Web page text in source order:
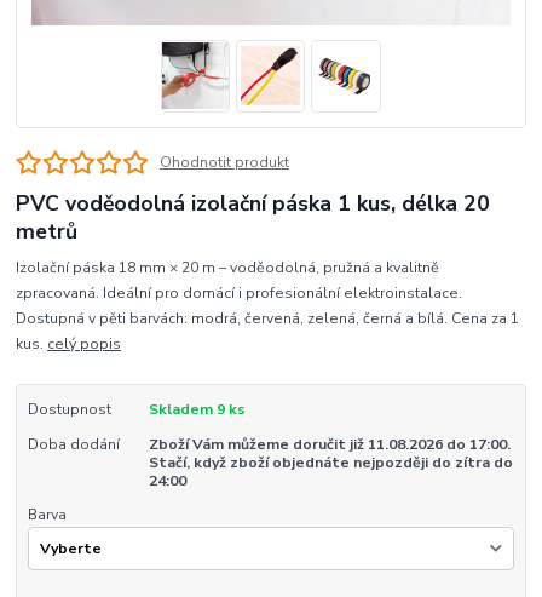
Ohodnotit produkt
PVC voděodolná izolační páska 1 kus, délka 20
metrů
Izolační páska 18 mm × 20 m – voděodolná, pružná a kvalitně
zpracovaná. Ideální pro domácí i profesionální elektroinstalace.
Dostupná v pěti barvách: modrá, červená, zelená, černá a bílá. Cena za 1
kus. celý popis
Dostupnost
Skladem 9 ks
Doba dodání
Zboží Vám můžeme doručit již 11.08.2026 do 17:00.
Stačí, když zboží objednáte nejpozději do zítra do
24:00
Barva